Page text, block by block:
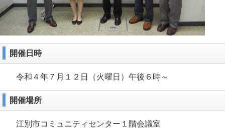
開催日時
令和４年７月１２日（火曜日）午後６時～
開催場所
江別市コミュニティセンター１階会議室